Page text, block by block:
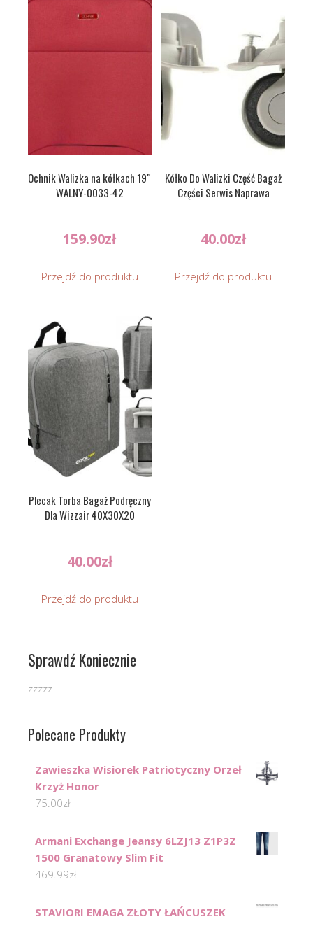
Ochnik Walizka na kółkach 19″
WALNY-0033-42
159.90zł
Przejdź do produktu
Kółko Do Walizki Część Bagaż
Części Serwis Naprawa
40.00zł
Przejdź do produktu
Plecak Torba Bagaż Podręczny
Dla Wizzair 40X30X20
40.00zł
Przejdź do produktu
Sprawdź Koniecznie
zzzzz
Polecane Produkty
Zawieszka Wisiorek Patriotyczny Orzeł
Krzyż Honor
75.00zł
Armani Exchange Jeansy 6LZJ13 Z1P3Z
1500 Granatowy Slim Fit
469.99zł
STAVIORI EMAGA ZŁOTY ŁAŃCUSZEK